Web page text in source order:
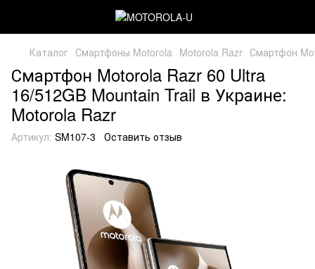
Каталог Смартфоны Motorola Motorola Razr Смартфон
Смартфон Motorola Razr 60 Ultra
16/512GB Mountain Trail в Украине:
Motorola Razr
Артикул: SM107-3 Оставить отзыв